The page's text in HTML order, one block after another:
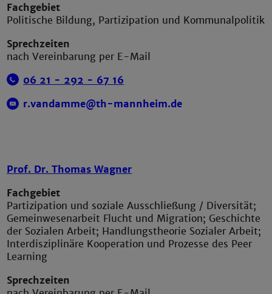
Fachgebiet
Politische Bildung, Partizipation und Kommunalpolitik
Sprechzeiten
nach Vereinbarung per E-Mail
06 21 - 292 - 67 16
r.vandamme@th-mannheim.de
Prof. Dr. Thomas Wagner
Fachgebiet
Partizipation und soziale Ausschließung / Diversität;
Gemeinwesenarbeit Flucht und Migration; Geschichte
der Sozialen Arbeit; Handlungstheorie Sozialer Arbeit;
Interdisziplinäre Kooperation und Prozesse des Peer
Learning
Sprechzeiten